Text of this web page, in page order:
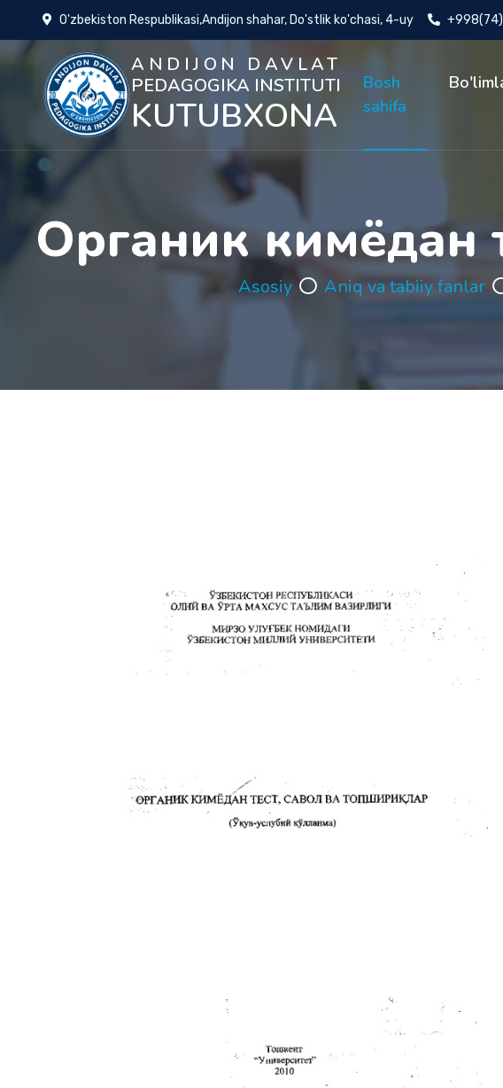
O'zbekiston Respublikasi,Andijon shahar, Do'stlik ko'chasi, 4-uy
ANDIJON DAVLAT
PEDAGOGIKA INSTITUTI
KUTUBXONA
Bosh
sahifa
Органик кимёдан
Asosiy Aniq va tabiiy fanlar